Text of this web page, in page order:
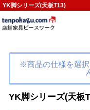
YK脚シリーズ(天板T13)
※商品の仕様を選
YK脚シリーズ(天板